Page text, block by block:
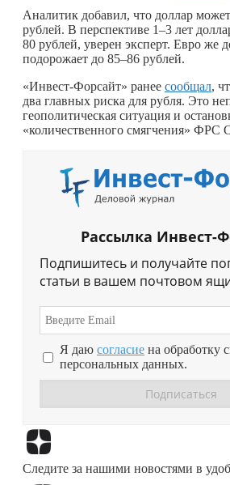
Аналитик добавил, что доллар
рублей. В перспективе 1–3 лет
80 рублей, уверен эксперт. Евро же
подорожает до 85–86 рублей.
«Инвест-Форсайт» ранее сообщал,
два главных риска для рубля. Это
геополитическая ситуация и
«количественного смягчения»
Рассылка Инвест-
Подпишитесь и получайте
статьи в вашем почтовом
Я даю согласие на обработку
персональных данных.
Следите за нашими новостями в